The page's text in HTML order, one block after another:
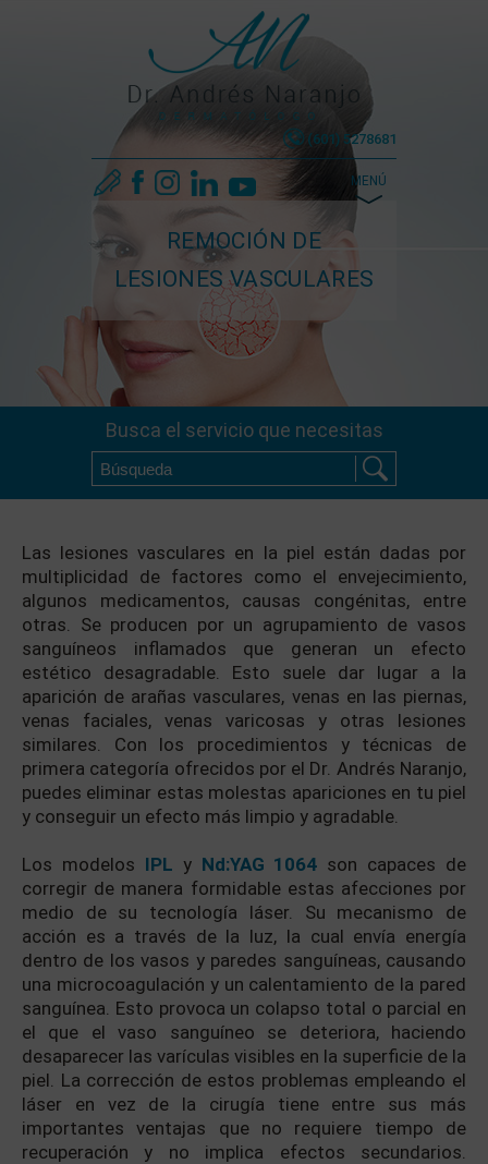
(601) 5278681
MENÚ
REMOCIÓN DE
LESIONES VASCULARES
Busca el servicio que necesitas
Las lesiones vasculares en la piel están dadas por
multiplicidad de factores como el envejecimiento,
algunos medicamentos, causas congénitas, entre
otras. Se producen por un agrupamiento de vasos
sanguíneos inflamados que generan un efecto
estético desagradable. Esto suele dar lugar a la
aparición de arañas vasculares, venas en las piernas,
venas faciales, venas varicosas y otras lesiones
similares. Con los procedimientos y técnicas de
primera categoría ofrecidos por el Dr. Andrés Naranjo,
puedes eliminar estas molestas apariciones en tu piel
y conseguir un efecto más limpio y agradable.
Los modelos IPL y Nd:YAG 1064 son capaces de
corregir de manera formidable estas afecciones por
medio de su tecnología láser. Su mecanismo de
acción es a través de la luz, la cual envía energía
dentro de los vasos y paredes sanguíneas, causando
una microcoagulación y un calentamiento de la pared
sanguínea. Esto provoca un colapso total o parcial en
el que el vaso sanguíneo se deteriora, haciendo
desaparecer las varículas visibles en la superficie de la
piel. La corrección de estos problemas empleando el
láser en vez de la cirugía tiene entre sus más
importantes ventajas que no requiere tiempo de
recuperación y no implica efectos secundarios.